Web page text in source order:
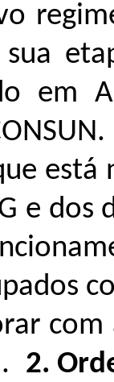
em
está
e dos
2.